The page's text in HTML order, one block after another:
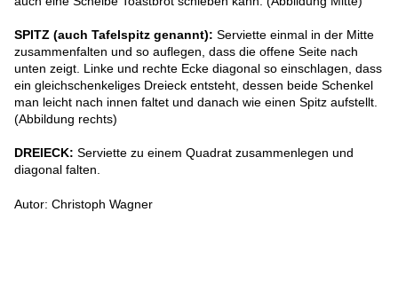
SPITZ (auch Tafelspitz genannt): Serviette einmal in der Mitte
zusammenfalten und so auflegen, dass die offene Seite nach
unten zeigt. Linke und rechte Ecke diagonal so einschlagen, dass
ein gleichschenkeliges Dreieck entsteht, dessen beide Schenkel
man leicht nach innen faltet und danach wie einen Spitz aufstellt.
(Abbildung rechts)
DREIECK: Serviette zu einem Quadrat zusammenlegen und
diagonal falten.
Autor: Christoph Wagner